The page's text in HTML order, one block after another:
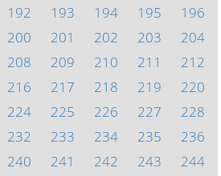
192 193 194 195
196
200 201 202 203
204
208 209 210 211
212
216 217 218 219
220
224 225 226 227
228
232 233 234 235
236
240 241 242 243
244